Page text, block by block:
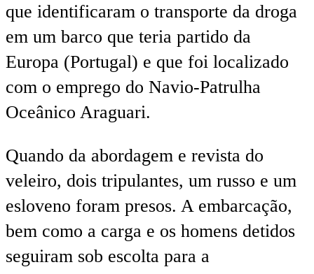
que identificaram o transporte da droga
em um barco que teria partido da
Europa (Portugal) e que foi localizado
com o emprego do Navio-Patrulha
Oceânico Araguari.
Quando da abordagem e revista do
veleiro, dois tripulantes, um russo e um
esloveno foram presos. A embarcação,
bem como a carga e os homens detidos
seguiram sob escolta para a